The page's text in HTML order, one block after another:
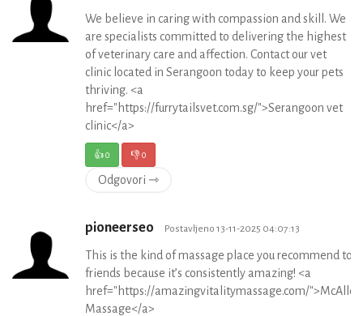
We believe in caring with compassion and skill. We
are specialists committed to delivering the highest
of veterinary care and affection. Contact our vet
clinic located in Serangoon today to keep your pets
thriving. <a
href="https://furrytailsvet.com.sg/">Serangoon vet
clinic</a>
👍0 👎0
Odgovori ⇾
pioneerseo Postavljeno 13-11-2025 04:07:13
This is the kind of massage place you recommend to
friends because it’s consistently amazing! <a
href="https://amazingvitalitymassage.com/">McAllen
Massage</a>